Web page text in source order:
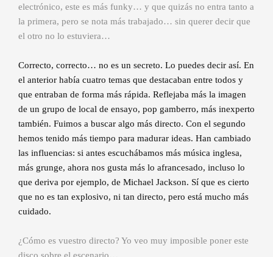
electrónico, este es más funky… y que quizás no entra tanto a
la primera, pero se nota más trabajado… sin querer decir que
el otro no lo estuviera…
Correcto, correcto… no es un secreto. Lo puedes decir así. En
el anterior había cuatro temas que destacaban entre todos y
que entraban de forma más rápida. Reflejaba más la imagen
de un grupo de local de ensayo, pop gamberro, más inexperto
también. Fuimos a buscar algo más directo. Con el segundo
hemos tenido más tiempo para madurar ideas. Han cambiado
las influencias: si antes escuchábamos más música inglesa,
más grunge, ahora nos gusta más lo afrancesado, incluso lo
que deriva por ejemplo, de Michael Jackson. Sí que es cierto
que no es tan explosivo, ni tan directo, pero está mucho más
cuidado.
¿Cómo es vuestro directo? Yo veo muy imposible poner este